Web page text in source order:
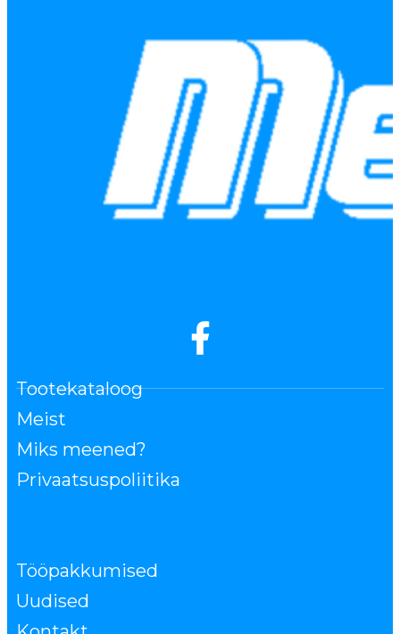
Tootekataloog
Meist
Miks meened?
Privaatsuspoliitika
Tööpakkumised
Uudised